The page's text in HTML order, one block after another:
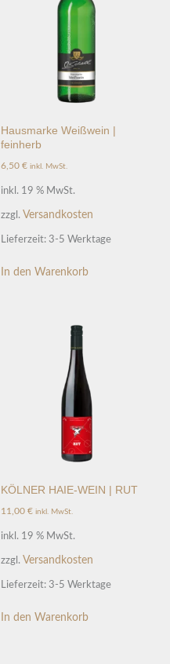
Hausmarke Weißwein |
feinherb
6,50€ inkl. MwSt.
inkl. 19 % MwSt.
zzgl. Versandkosten
Lieferzeit:3-5 Werktage
In den Warenkorb
KÖLNER HAIE-WEIN | RUT
11,00€ inkl. MwSt.
inkl. 19 % MwSt.
zzgl. Versandkosten
Lieferzeit:3-5 Werktage
In den Warenkorb